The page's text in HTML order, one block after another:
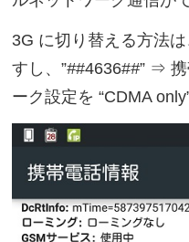
3G に切り替える方法
すし、”##4636##” ⇒
ーク設定を “CDMA